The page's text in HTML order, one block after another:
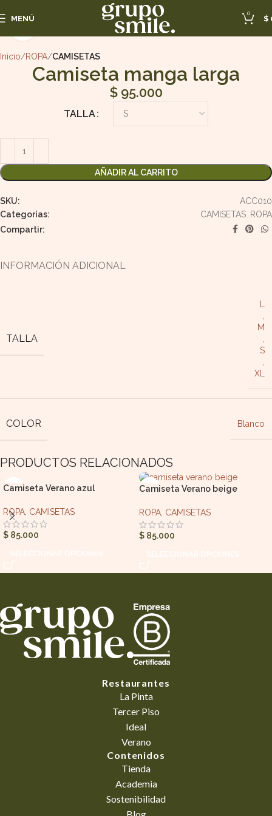
MENÚ
0
$
Haga Click para agrandar
Inicio ROPA CAMISETAS
Camiseta manga larga
$95.000
TALLA
AÑADIR AL CARRITO
SKU:
ACC010
Categorías:
CAMISETAS ROPA
Compartir:
INFORMACIÓN ADICIONAL
TALLA
M
S
XL
COLOR Blanco
PRODUCTOS RELACIONADOS
Camiseta Verano azul
ROPA CAMISETAS
$ 85.000
Camiseta Verano beige
ROPA CAMISETAS
$ 85.000
Restaurantes
La Pinta
Tercer Piso
Ideal
Verano
Contenidos
Tienda
Academia
Sostenibilidad